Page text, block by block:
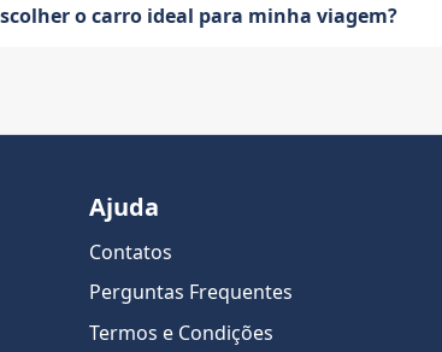
o carro ideal para minha viagem?
Ajuda
Contatos
Perguntas Frequentes
Termos e Condições